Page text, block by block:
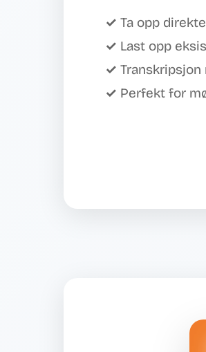
✓ Ta opp
✓ Last opp
✓
✓ Perfekt for